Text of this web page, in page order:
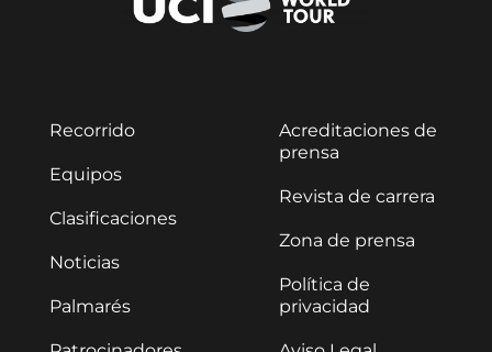
Recorrido
Equipos
Clasificaciones
Noticias
Palmarés
Acreditaciones de
prensa
Revista de carrera
Zona de prensa
Política de
privacidad